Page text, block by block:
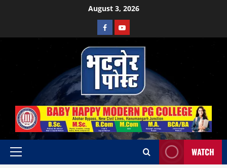
August 3, 2026
Facebook
Youtube
Primary
WATCH